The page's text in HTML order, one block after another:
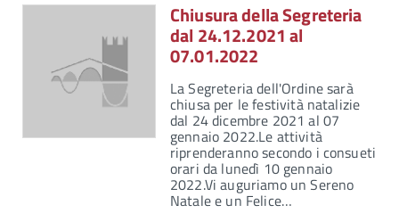
Chiusura della Segreteria
dal 24.12.2021 al
07.01.2022
La Segreteria dell'Ordine sarà
chiusa per le festività natalizie
dal 24 dicembre 2021 al 07
gennaio 2022.Le attività
riprenderanno secondo i consueti
orari da lunedì 10 gennaio
2022.Vi auguriamo un Sereno
Natale e un Felice…